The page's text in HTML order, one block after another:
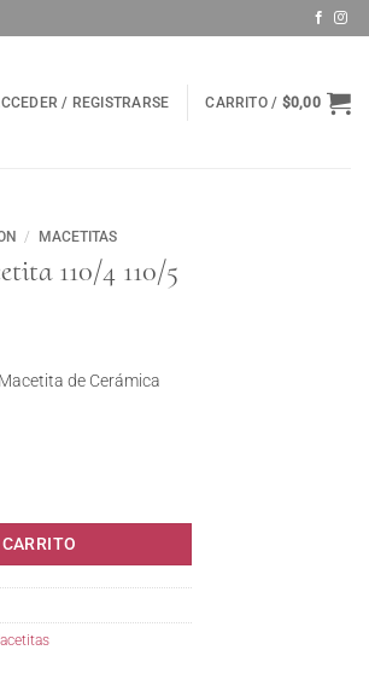
/ REGISTRARSE CARRITO / $0,00
/ MACETITAS
110/4 110/5
de Cerámica